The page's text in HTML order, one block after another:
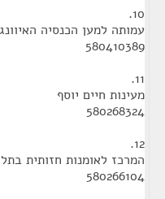
10.
עמותה למען הכנסיה
580410389
11.
מעינות חיים יוסף
580268324
12.
המרכז לאומנות חזותית
580266104